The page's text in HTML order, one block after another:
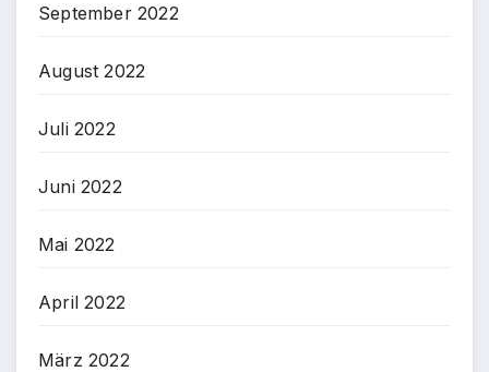
September 2022
August 2022
Juli 2022
Juni 2022
Mai 2022
April 2022
März 2022